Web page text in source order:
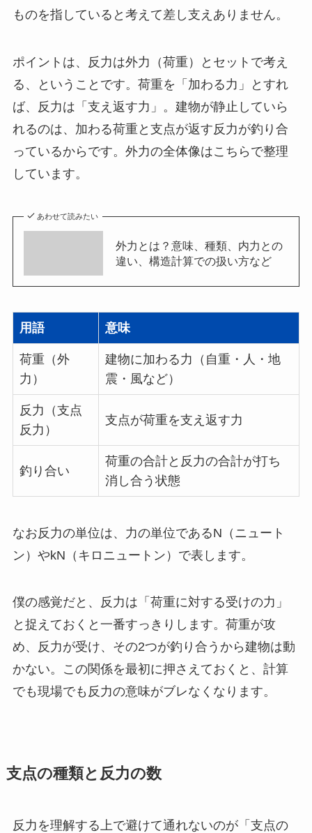
ものを指していると考えて差し支えありません。
ポイントは、反力は外力（荷重）とセットで考え
る、ということです。荷重を「加わる力」とすれ
ば、反力は「支え返す力」。建物が静止していら
れるのは、加わる荷重と支点が返す反力が釣り合
っているからです。外力の全体像はこちらで整理
しています。
あわせて読みたい
外力とは？意味、種類、内力との
違い、構造計算での扱い方など
用語 意味
荷重（外
力）
建物に加わる力（自重・人・地
震・風など）
反力（支点
反力）
支点が荷重を支え返す力
釣り合い
荷重の合計と反力の合計が打ち
消し合う状態
なお反力の単位は、力の単位であるN（ニュート
ン）やkN（キロニュートン）で表します。
僕の感覚だと、反力は「荷重に対する受けの力」
と捉えておくと一番すっきりします。荷重が攻
め、反力が受け、その2つが釣り合うから建物は動
かない。この関係を最初に押さえておくと、計算
でも現場でも反力の意味がブレなくなります。
支点の種類と反力の数
反力を理解する上で避けて通れないのが「支点の